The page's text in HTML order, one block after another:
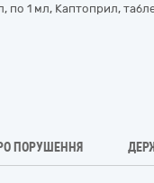
по 1 мл, Каптоприл,
ПОРУШЕННЯ